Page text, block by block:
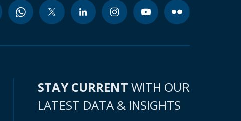
STAY CURRENT WITH OUR
LATEST DATA & INSIGHTS